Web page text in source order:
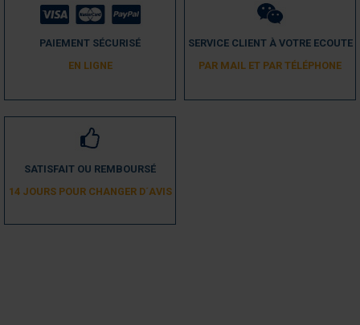
PAIEMENT SÉCURISÉ
EN LIGNE
SERVICE CLIENT À VOTRE ECOUTE
PAR MAIL ET PAR TÉLÉPHONE
SATISFAIT OU REMBOURSÉ
14 JOURS POUR CHANGER D´AVIS